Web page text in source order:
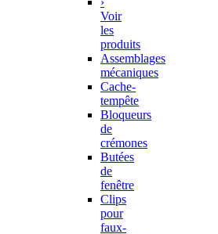
Voir
les
produits
Assemblages
mécaniques
Cache-
tempête
Bloqueurs
de
crémones
Butées
de
fenêtre
Clips
pour
faux-